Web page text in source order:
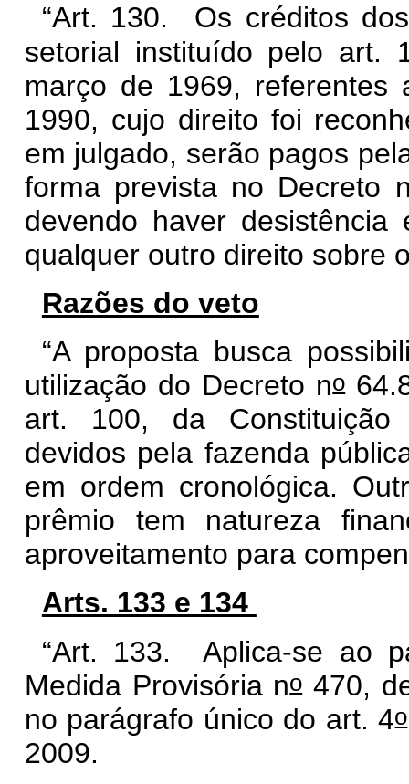
“Art. 130. Os créditos
setorial instituído pelo art.
março de 1969,
1990, cujo direito foi
em julgado, serão pagos
forma prevista no Decreto
devendo haver
qualquer outro direito sobre
Razões do veto
“A proposta busca
utilização do Decreto no
art. 100, da Constituição
devidos pela fazenda
em ordem cronológica.
prêmio tem natureza
aproveitamento para
Arts. 133 e 134
“Art. 133.Aplica-se ao
Medida Provisória no470,
no parágrafo único do art. 4o
2009.